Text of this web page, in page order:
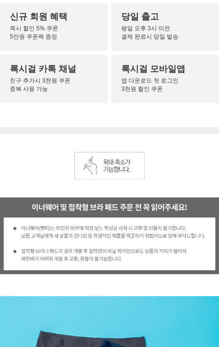
신규 회원 혜택
즉시 할인 5% 쿠폰
5만원 쿠폰팩 증정
당일 출고
평일 오후 3시 이전
결제 완료시 당일 발송
록시걸 카톡 채널
친구 추가시 3천원 쿠폰
중복 사용 가능
록시걸 모바일앱
앱 다운로드 첫 로그인
3천원 할인 쿠폰